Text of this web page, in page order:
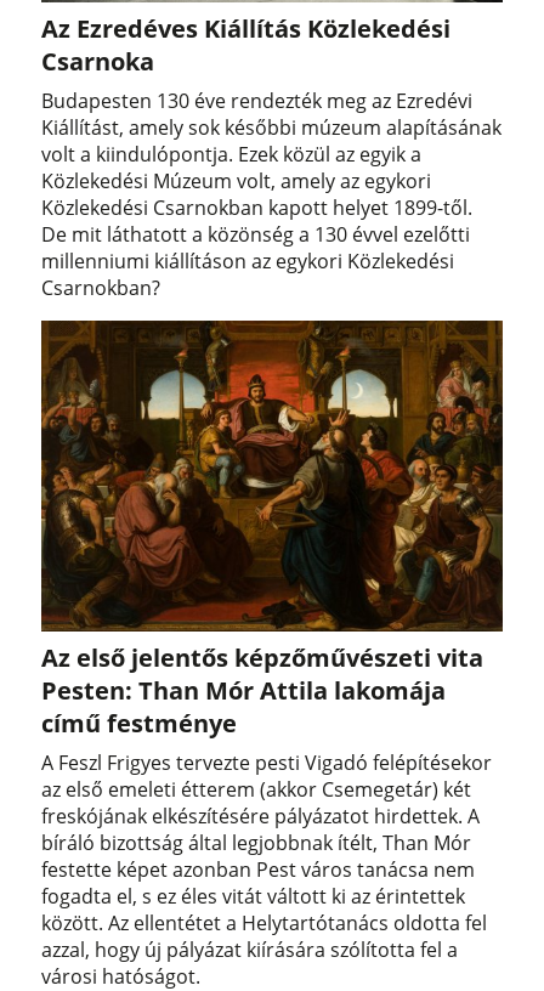
Az Ezredéves Kiállítás Közlekedési
Csarnoka
Budapesten 130 éve rendezték meg az Ezredévi
Kiállítást, amely sok későbbi múzeum alapításának
volt a kiindulópontja. Ezek közül az egyik a
Közlekedési Múzeum volt, amely az egykori
Közlekedési Csarnokban kapott helyet 1899-től.
De mit láthatott a közönség a 130 évvel ezelőtti
millenniumi kiállításon az egykori Közlekedési
Csarnokban?
Az első jelentős képzőművészeti vita
Pesten: Than Mór Attila lakomája
című festménye
A Feszl Frigyes tervezte pesti Vigadó felépítésekor
az első emeleti étterem (akkor Csemegetár) két
freskójának elkészítésére pályázatot hirdettek. A
bíráló bizottság által legjobbnak ítélt, Than Mór
festette képet azonban Pest város tanácsa nem
fogadta el, s ez éles vitát váltott ki az érintettek
között. Az ellentétet a Helytartótanács oldotta fel
azzal, hogy új pályázat kiírására szólította fel a
városi hatóságot.